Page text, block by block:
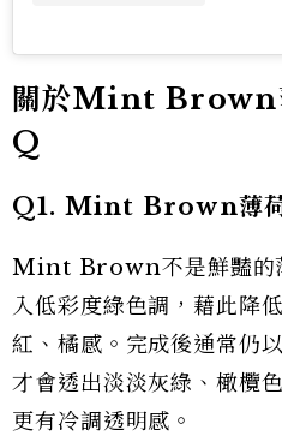
關於Mint Brown
Q
Q1. Mint Brown薄荷
Mint Brown不是鮮豔的
入低彩度綠色調，藉此降
紅、橘感。完成後通常仍
才會透出淡淡灰綠、橄欖
更有冷調透明感。